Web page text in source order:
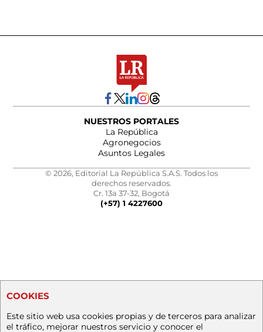
NUESTROS PORTALES
La República
Agronegocios
Asuntos Legales
© 2026, Editorial La República S.A.S. Todos los
derechos reservados.
Cr. 13a 37-32, Bogotá
(+57) 1 4227600
COOKIES
Este sitio web usa cookies propias y de terceros para analizar
el tráfico, mejorar nuestros servicio y conocer el